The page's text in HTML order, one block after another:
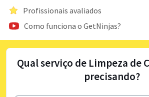
Profissionais avaliados
Como funciona o GetNinjas?
Qual serviço de Limpeza de
precisando?